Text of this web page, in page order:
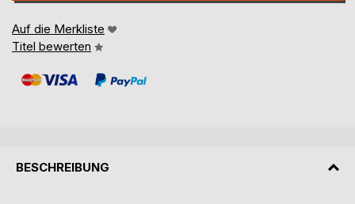
Auf die Merkliste
Titel bewerten
BESCHREIBUNG